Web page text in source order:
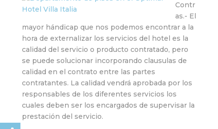
Contr
as.- El
mayor hándicap que nos podemos encontrar a la
hora de externalizar los servicios del hotel es la
calidad del servicio o producto contratado, pero
se puede solucionar incorporando clausulas de
calidad en el contrato entre las partes
contratantes. La calidad vendrá aprobada por los
responsables de los diferentes servicios los
cuales deben ser los encargados de supervisar la
prestación del servicio.